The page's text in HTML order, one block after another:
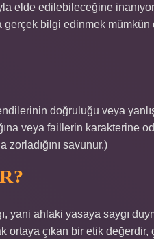
elde edilebileceğine
bilgi edinmek mümkün
doğruluğu veya
veya faillerin karakterine
zorladığını savunur.)
yani ahlaki yasaya saygı
çıkan bir etik değerdir,